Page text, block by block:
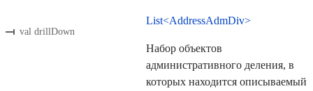
val drillDown
List<AddressAdmDiv>
Набор объектов
административного деления, в
которых находится описываемый